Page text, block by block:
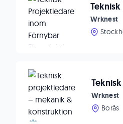
Wrknest
Wrknest
Borås